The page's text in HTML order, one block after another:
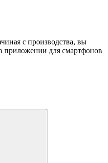
с производства, вы
приложении для смартфонов